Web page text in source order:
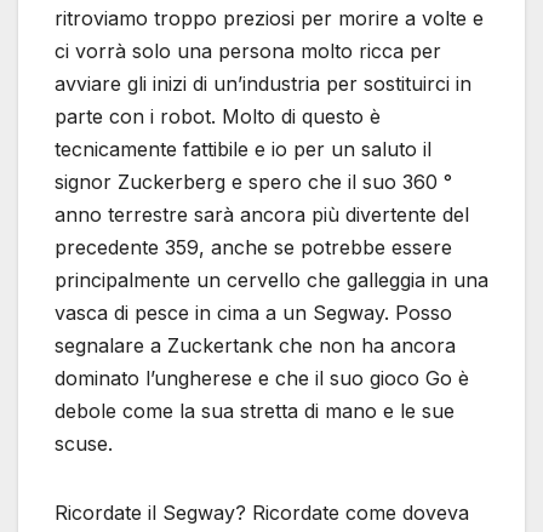
ritroviamo troppo preziosi per morire a volte e
ci vorrà solo una persona molto ricca per
avviare gli inizi di un’industria per sostituirci in
parte con i robot. Molto di questo è
tecnicamente fattibile e io per un saluto il
signor Zuckerberg e spero che il suo 360 °
anno terrestre sarà ancora più divertente del
precedente 359, anche se potrebbe essere
principalmente un cervello che galleggia in una
vasca di pesce in cima a un Segway. Posso
segnalare a Zuckertank che non ha ancora
dominato l’ungherese e che il suo gioco Go è
debole come la sua stretta di mano e le sue
scuse.
Ricordate il Segway? Ricordate come doveva